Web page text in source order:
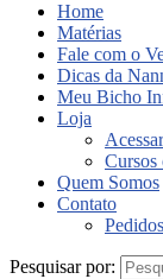
Home
Matérias
Fale com o
Dicas da
Meu Bicho
Loja
Cursos
Quem Somos
Contato
Pedidos
Pesquisar por: